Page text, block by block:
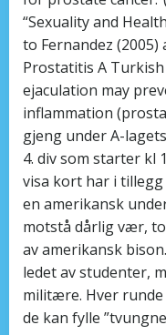
“Sexuality and
to Fernandez
Prostatitis A
ejaculation may
inflammation
gjeng under A-
4. div som starter kl
visa kort har i
en amerikansk
motstå dårlig vær,
av amerikansk
ledet av studenter,
militære. Hver
de kan fylle